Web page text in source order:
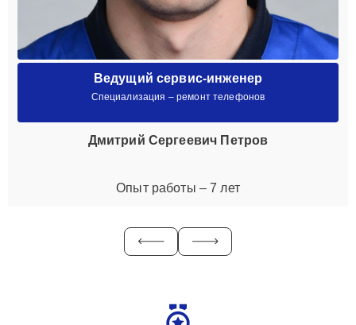
Ведущий сервис-инженер
Специализация – ремонт телефонов
Дмитрий Сергеевич Петров
Опыт работы – 7 лет